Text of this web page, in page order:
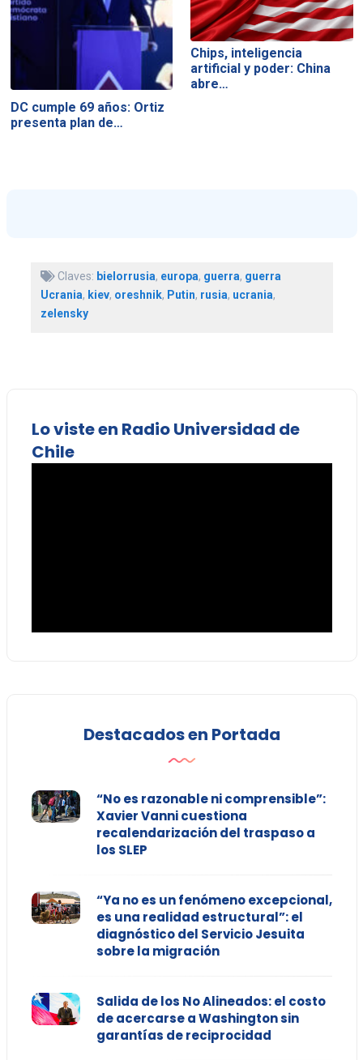
DC cumple 69 años: Ortiz
presenta plan de…
Chips, inteligencia
artificial y poder: China
abre…
Claves: bielorrusia, europa, guerra, guerra
Ucrania, kiev, oreshnik, Putin, rusia, ucrania,
zelensky
Lo viste en Radio Universidad de
Chile
Destacados en Portada
“No es razonable ni comprensible”:
Xavier Vanni cuestiona
recalendarización del traspaso a
los SLEP
“Ya no es un fenómeno excepcional,
es una realidad estructural”: el
diagnóstico del Servicio Jesuita
sobre la migración
Salida de los No Alineados: el costo
de acercarse a Washington sin
garantías de reciprocidad